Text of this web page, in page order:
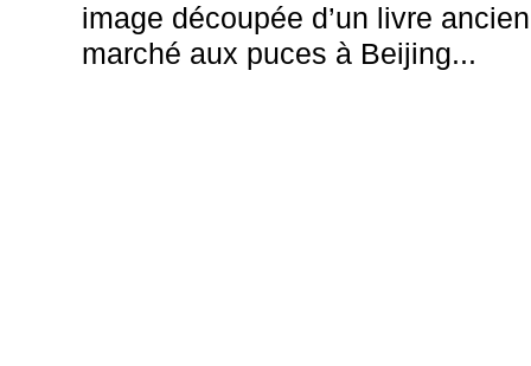
image découpée d’un livre
marché aux puces à Beijing...